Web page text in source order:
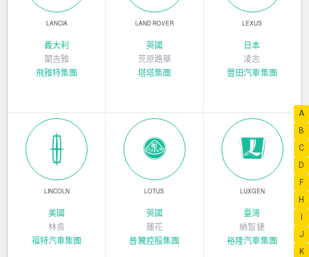
LANCIA
義大利
蘭吉雅
飛雅特集團
LAND ROVER
英國
荒原路華
塔塔集團
LEXUS
日本
凌志
豐田汽車集團
LINCOLN
美國
林肯
福特汽車集團
LOTUS
英國
蓮花
普騰控股集團
LUXGEN
臺灣
納智捷
裕隆汽車集團
A
B
C
D
F
H
I
J
K